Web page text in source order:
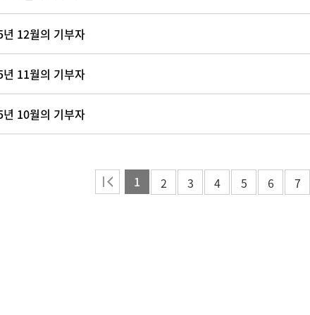
12월의 기부자
11월의 기부자
10월의 기부자
1 2 3 4 5 6 7